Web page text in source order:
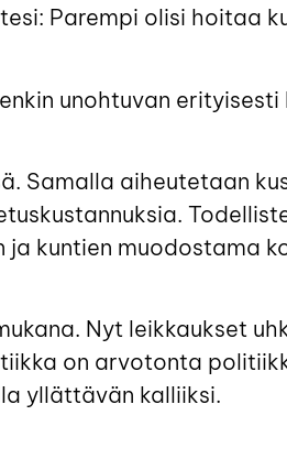
Parempi olisi hoitaa
unohtuvan erityisesti
Samalla aiheutetaan
kuntien muodostama
Nyt leikkaukset
on arvotonta
yllättävän kalliiksi.